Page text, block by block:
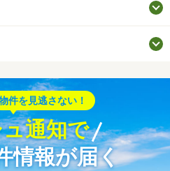
件を見逃さない！
通知で
情報が届く